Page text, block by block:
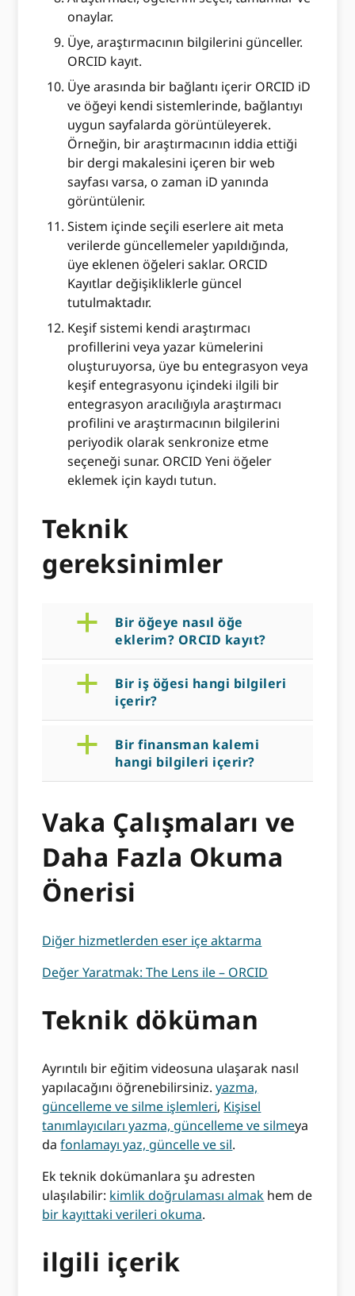
onaylar.
Üye, araştırmacının bilgilerini günceller.
ORCID kayıt.
Üye arasında bir bağlantı içerir ORCID iD
ve öğeyi kendi sistemlerinde, bağlantıyı
uygun sayfalarda görüntüleyerek.
Örneğin, bir araştırmacının iddia ettiği
bir dergi makalesini içeren bir web
sayfası varsa, o zaman iD yanında
görüntülenir.
Sistem içinde seçili eserlere ait meta
verilerde güncellemeler yapıldığında,
üye eklenen öğeleri saklar. ORCID
Kayıtlar değişikliklerle güncel
tutulmaktadır.
Keşif sistemi kendi araştırmacı
profillerini veya yazar kümelerini
oluşturuyorsa, üye bu entegrasyon veya
keşif entegrasyonu içindeki ilgili bir
entegrasyon aracılığıyla araştırmacı
profilini ve araştırmacının bilgilerini
periyodik olarak senkronize etme
seçeneği sunar. ORCID Yeni öğeler
eklemek için kaydı tutun.
Teknik
gereksinimler
a
Bir öğeye nasıl öğe
eklerim? ORCID kayıt?
a
Bir iş öğesi hangi bilgileri
içerir?
a
Bir finansman kalemi
hangi bilgileri içerir?
Vaka Çalışmaları ve
Daha Fazla Okuma
Önerisi
Diğer hizmetlerden eser içe aktarma
Değer Yaratmak: The Lens ile – ORCID
Teknik döküman
Ayrıntılı bir eğitim videosuna ulaşarak nasıl
yapılacağını öğrenebilirsiniz.yazma,
güncelleme ve silme işlemleri, Kişisel
tanımlayıcıları yazma, güncelleme ve silmeya
dafonlamayı yaz, güncelle ve sil.
Ek teknik dokümanlara şu adresten
ulaşılabilir: kimlik doğrulaması almak hem de
bir kayıttaki verileri okuma.
ilgili içerik